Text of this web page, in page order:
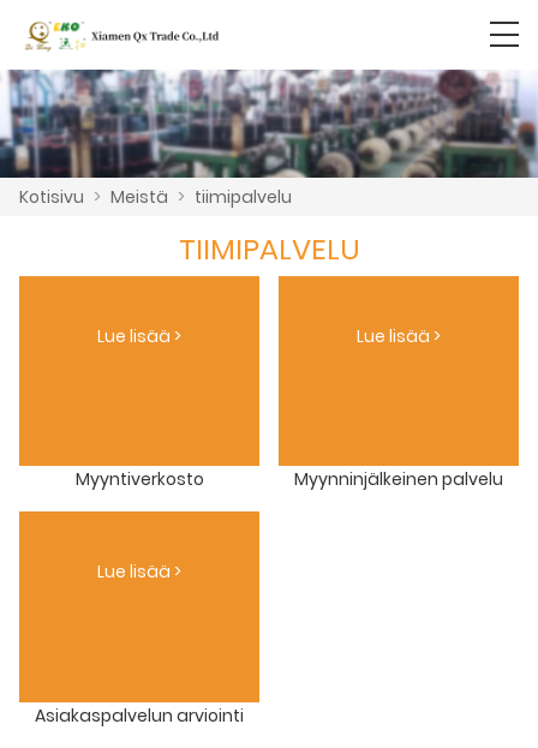
Kotisivu > Meistä > tiimipalvelu
TIIMIPALVELU
Myyntiverkosto
Lue lisää >
Myynninjälkeinen palvelu
Lue lisää >
Asiakaspalvelun arviointi
Lue lisää >